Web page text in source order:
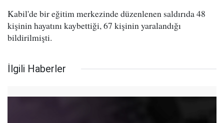
Kabil'de bir eğitim merkezinde düzenlenen saldırıda 48
kişinin hayatını kaybettiği, 67 kişinin yaralandığı
bildirilmişti.
İlgili Haberler